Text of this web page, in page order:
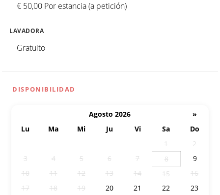
€ 50,00 Por estancia (a petición)
LAVADORA
Gratuito
DISPONIBILIDAD
Agosto 2026
»
Lu
Ma Mi Ju Vi Sa
Do
1
2
3
4 5 6 7 8
9
10
11 12 13 14 15
16
17
18 19 20 21 22
23